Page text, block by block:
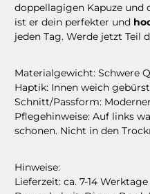
doppellagigen Kapuze und
ist er dein perfekter und
jeden Tag. Werde jetzt Teil
Materialgewicht: Schwere
Haptik: Innen weich
Schnitt/Passform:
Pflegehinweise: Auf links
schonen. Nicht in den
Hinweise:
Lieferzeit: ca. 7-14 Werktage